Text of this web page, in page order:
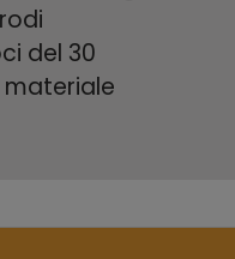
del 30
materiale